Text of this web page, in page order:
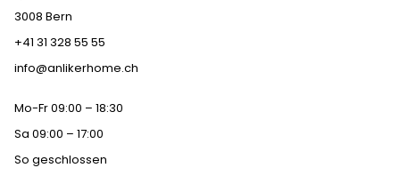
3008 Bern
+41 31 328 55 55
info@anlikerhome.ch
Mo-Fr 09:00 – 18:30
Sa 09:00 – 17:00
So geschlossen